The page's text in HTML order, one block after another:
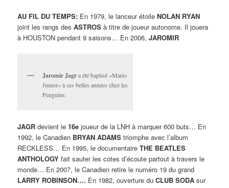
AU FIL DU TEMPS: En 1979, le lanceur étoileNOLAN RYAN
joint les rangs desASTROS à titre de joueur autonome. Il jouera
à HOUSTON pendant 9 saisons… En 2006,JAROMIR
Jaromir Jagra été baptisé «Mario
Junior» à ses belles années chez les
Penguins.
JAGR devient le16e joueur de la LNH à marquer 600 buts… En
1992, le Canadien BRYAN ADAMS triomphe avec l’album
RECKLESS… En 1995, le documentaireTHE BEATLES
ANTHOLOGY fait sauter les cotes d’écoute partout à travers le
monde… En 2007, le Canadien retire le numéro 19 du grand
LARRY ROBINSON…. En 1982, ouverture duCLUB SODA sur